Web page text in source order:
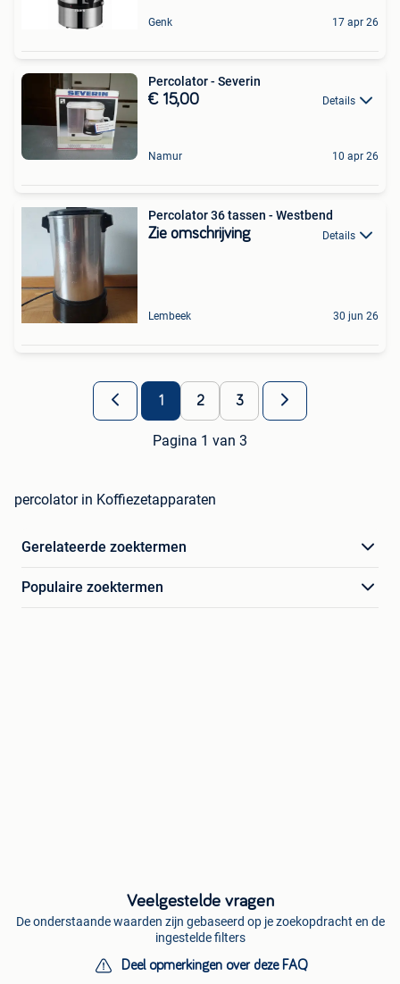
Genk 17 apr 26
Percolator - Severin
€ 15,00 Details
Namur 10 apr 26
Percolator 36 tassen - Westbend
Zie omschrijving Details
Lembeek 30 jun 26
1 2 3
Pagina 1 van 3
percolator in Koffiezetapparaten
Gerelateerde zoektermen
Populaire zoektermen
Veelgestelde vragen
De onderstaande waarden zijn gebaseerd op je zoekopdracht en de
ingestelde filters
Deel opmerkingen over deze FAQ